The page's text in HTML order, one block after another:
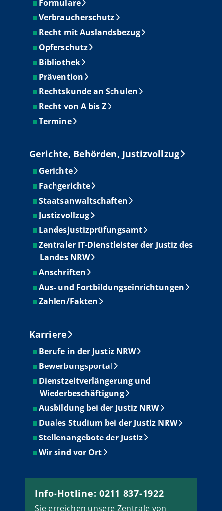
Formulare
Verbraucherschutz
Recht mit Auslandsbezug
Opferschutz
Bibliothek
Prävention
Rechtskunde an Schulen
Recht von A bis Z
Termine
Gerichte, Behörden, Justizvollzug
Gerichte
Fachgerichte
Staatsanwaltschaften
Justizvollzug
Landesjustizprüfungsamt
Zentraler IT-Dienstleister der Justiz des
Landes NRW
Anschriften
Aus- und Fortbildungseinrichtungen
Zahlen/Fakten
Karriere
Berufe in der Justiz NRW
Bewerbungsportal
Dienstzeitverlängerung und
Wiederbeschäftigung
Ausbildung bei der Justiz NRW
Duales Studium bei der Justiz NRW
Stellenangebote der Justiz
Wir sind vor Ort
Info-Hotline: 0211 837-1922
Sie erreichen unsere Zentrale von